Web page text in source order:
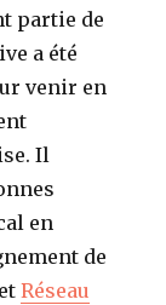
partie de
a été
venir en
Il
en
de
etRéseau